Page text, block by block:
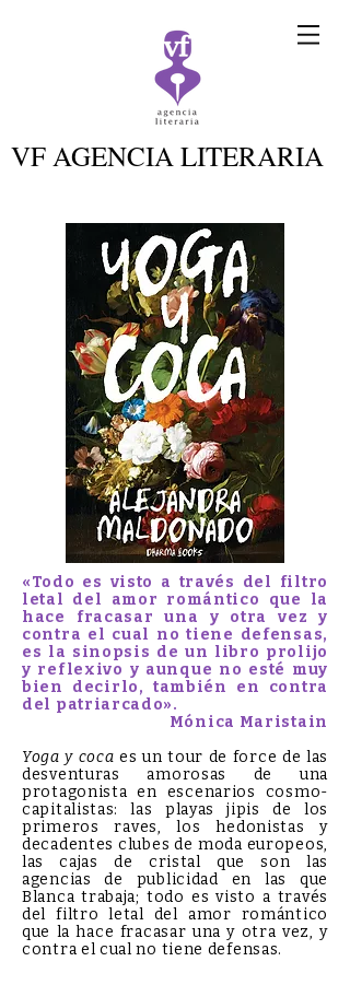
VF AGENCIA LITERARIA
«Todo es visto a través del filtro
letal del amor romántico que la
hace fracasar una y otra vez y
contra el cual no tiene defensas,
es la sinopsis de un libro prolijo
y reflexivo y aunque no esté muy
bien decirlo, también en contra
del patriarcado».
Mónica Maristain
Yoga y cocaes un tour de force de las
desventuras amorosas de una
protagonista en escenarios cosmo-
capitalistas: las playas jipis de los
primeros raves, los hedonistas y
decadentes clubes de moda europeos,
las cajas de cristal que son las
agencias de publicidad en las que
Blanca trabaja; todo es visto a través
del filtro letal del amor romántico
que la hace fracasar una y otra vez, y
contra el cual no tiene defensas.